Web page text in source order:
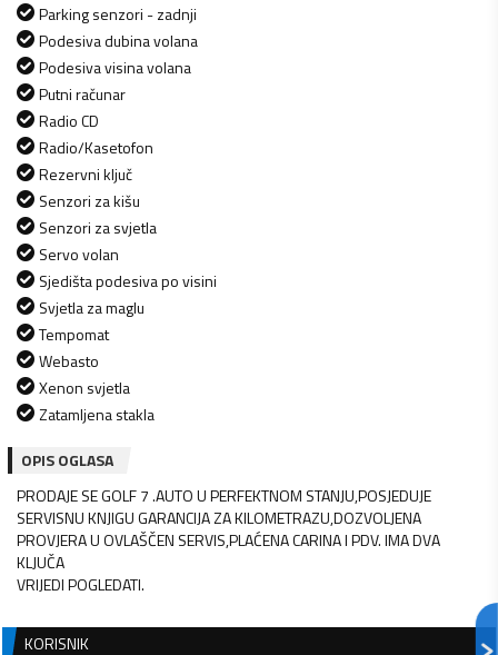
Parking senzori - zadnji
Podesiva dubina volana
Podesiva visina volana
Putni računar
Radio CD
Radio/Kasetofon
Rezervni ključ
Senzori za kišu
Senzori za svjetla
Servo volan
Sjedišta podesiva po visini
Svjetla za maglu
Tempomat
Webasto
Xenon svjetla
Zatamljena stakla
OPIS OGLASA
PRODAJE SE GOLF 7 .AUTO U PERFEKTNOM STANJU,POSJEDUJE
SERVISNU KNJIGU GARANCIJA ZA KILOMETRAZU,DOZVOLJENA
PROVJERA U OVLAŠČEN SERVIS,PLAĆENA CARINA I PDV. IMA DVA
KLJUČA
VRIJEDI POGLEDATI.
KORISNIK